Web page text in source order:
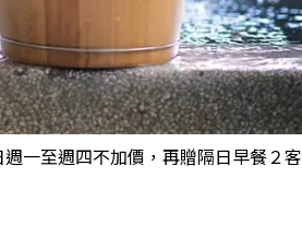
一至週四不加價，再贈隔日早餐２客